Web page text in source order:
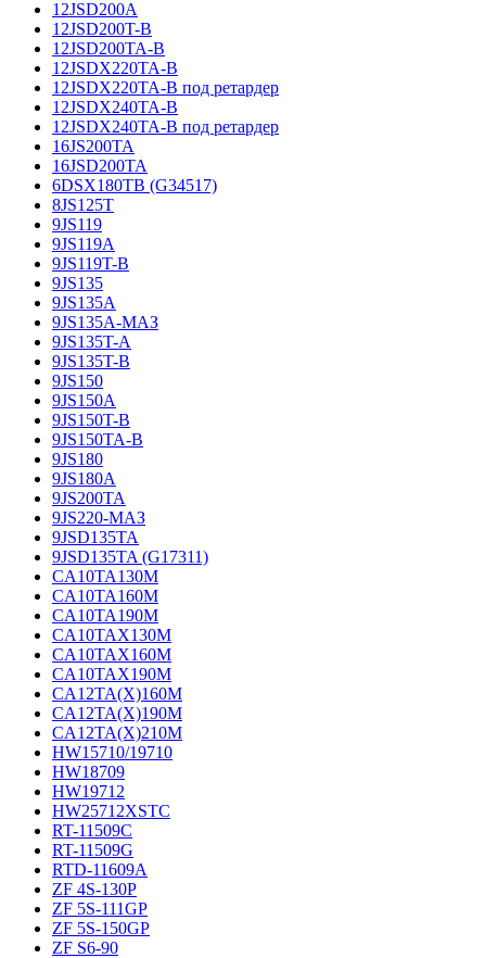
12JSD200A
12JSD200T-B
12JSD200TA-B
12JSDX220TA-B
12JSDX220TA-B под ретардер
12JSDX240TA-B
12JSDX240TA-B под ретардер
16JS200TA
16JSD200TA
6DSX180TB (G34517)
8JS125T
9JS119
9JS119A
9JS119T-B
9JS135
9JS135A
9JS135A-МАЗ
9JS135T-A
9JS135T-B
9JS150
9JS150A
9JS150T-B
9JS150TA-B
9JS180
9JS180A
9JS200TA
9JS220-МАЗ
9JSD135TA
9JSD135TA (G17311)
CA10TA130M
CA10TA160M
CA10TA190M
CA10TAX130M
CA10TAX160M
CA10TAX190M
CA12TA(X)160M
CA12TA(X)190M
CA12TA(X)210M
HW15710/19710
HW18709
HW19712
HW25712XSTC
RT-11509C
RT-11509G
RTD-11609A
ZF 4S-130P
ZF 5S-111GP
ZF 5S-150GP
ZF S6-90